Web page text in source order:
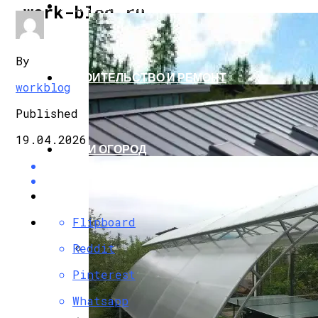
work-blog.ru
ПУТЕШЕСТВИЯ И ТУРИЗМ
Бад Эльстер (Германия) — Лечебный
СТРОИТЕЛЬСТВО И РЕМОНТ
САД И ОГОРОД
By
workblog
Published
19.04.2026
Flipboard
Reddit
Pinterest
Whatsapp